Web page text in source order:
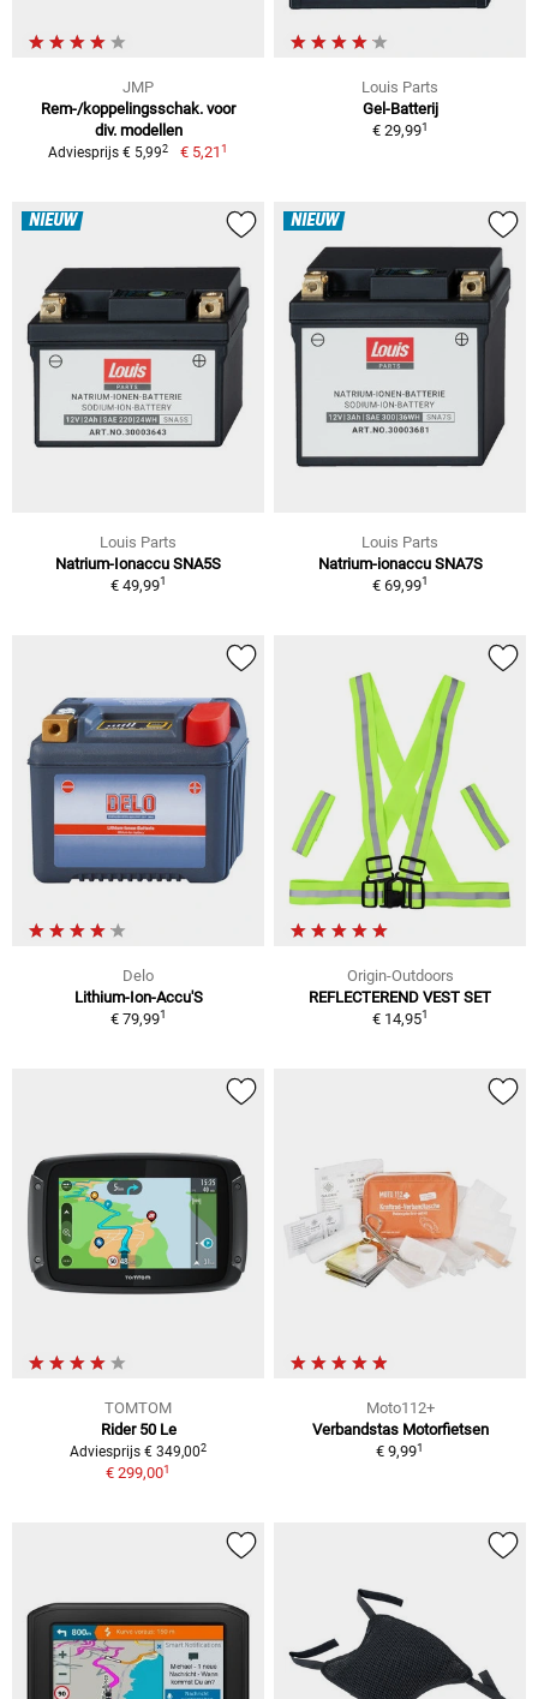
JMP
Rem-/koppelingsschak. voor
div. modellen
Adviesprijs € 5,992 € 5,211
Louis Parts
Gel-Batterij
€ 29,991
NIEUW
Louis Parts
Natrium-Ionaccu SNA5S
€ 49,991
NIEUW
Louis Parts
Natrium-ionaccu SNA7S
€ 69,991
Delo
Lithium-Ion-Accu'S
€ 79,991
Origin-Outdoors
REFLECTEREND VEST SET
€ 14,951
TOMTOM
Rider 50 Le
Adviesprijs € 349,002
€ 299,001
Moto112+
Verbandstas Motorfietsen
€ 9,991